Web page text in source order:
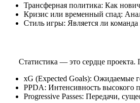
Трансферная политика: Как
Кризис или временный спад:
Стиль игры: Является ли
Статистика — это сердце
xG (Expected Goals): Ожидаемые
PPDA: Интенсивность высокого
Progressive Passes: Передачи,